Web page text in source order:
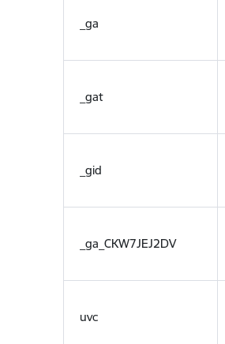
_ga
_gat
_gid
_ga_CKW7JEJ2DV
uvc